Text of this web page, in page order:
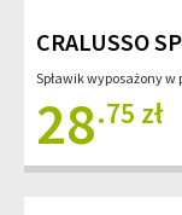
CRALUSSO
Spławik wyposażony
28.75 zł